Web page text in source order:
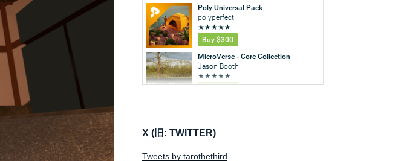
X (旧: TWITTER)
Tweets by tarothethird